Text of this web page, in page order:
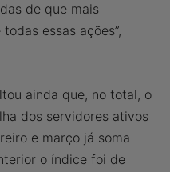
de que mais
essas ações”,
ainda que, no total, o
dos servidores ativos
e março já soma
o índice foi de